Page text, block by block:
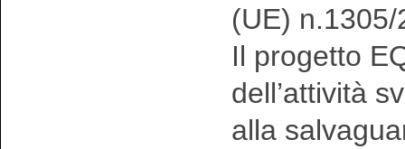
(UE) n.1305/
Il progetto
dell’attività
alla